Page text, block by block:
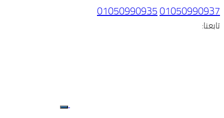
01050990937
01050990935
تابعنا: